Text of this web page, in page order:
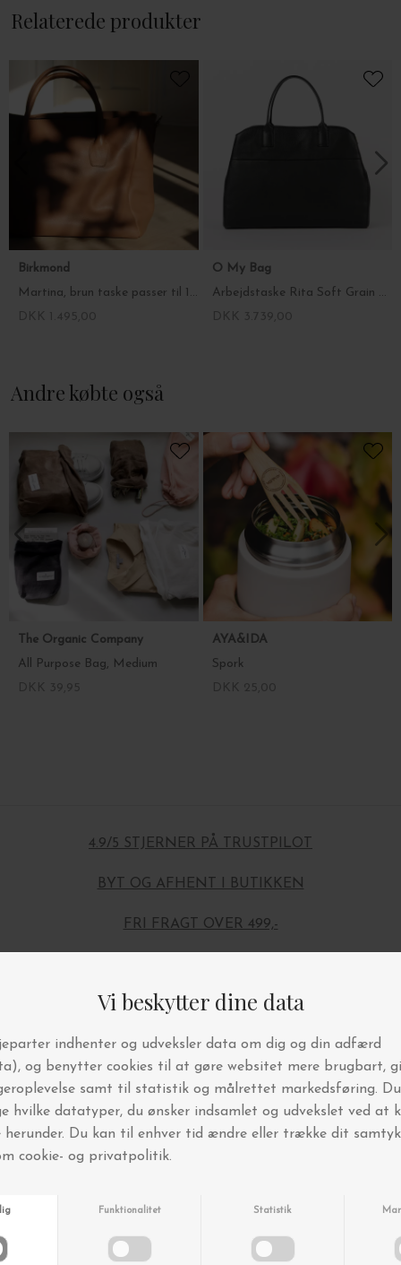
etiopiske søstre, som har stort fokus på socialt ansvar. Her
ansætter de hovedsageligt uuddannede, sårbare kvinder, som
stand til at leve et anstændigt liv. Desuden går 1% af værkstedets
varesalg til Zewdity Meshesha Charity - en hjælpeorganisation
for børn der lever i ekstrem fattigdom.
Tasken er syet af nøje udvalgte etiopiske huder, og skindets finish
udføres med voks og ikke med dækkende pigmenter, maling eller
toplakker, som ofte bruges på skind af lavere kvalitet. Derfor vil
overflade og udseende ændre sig med tiden, og det er helt
naturligt, at tasken får mærker og patina, når du bruger den - det
er med til at gøre netop din taske helt unik.
Relaterede produkter
Birkmond
Martina, brun taske passer til 13-16 tommer computer
O My Bag
Arbejdstaske Rita Soft Grain Leather, Black
Andre købte også
The Organic Company
All Purpose Bag, Medium
AYA&IDA
Spork
4.9/5 STJERNER PÅ TRUSTPILOT
BYT OG AFHENT I BUTIKKEN
FRI FRAGT OVER 499,-
Andre købte også